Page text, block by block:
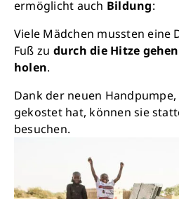
ermöglicht auch Bildung:
Viele Mädchen mussten eine
Fuß zu durch die Hitze
holen.
Dank der neuen
gekostet hat, können sie
besuchen.